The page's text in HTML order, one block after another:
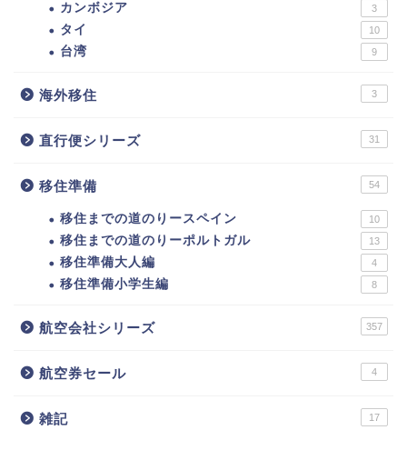
カンボジア 3
タイ 10
台湾 9
海外移住 3
直行便シリーズ 31
移住準備 54
移住までの道のりースペイン 10
移住までの道のりーポルトガル 13
移住準備大人編 4
移住準備小学生編 8
航空会社シリーズ 357
航空券セール 4
雑記 17